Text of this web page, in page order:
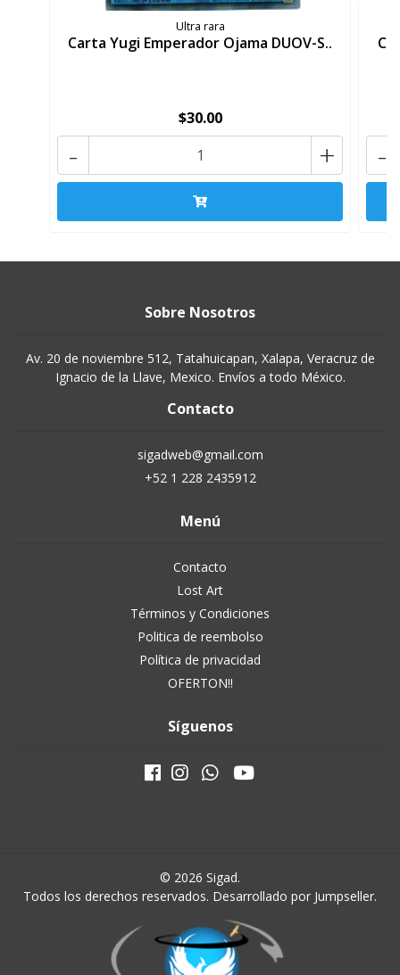
Ultra rara
Carta Yugi Emperador Ojama DUOV-S..
$30.00
+
- -
Sobre Nosotros
Av. 20 de noviembre 512, Tatahuicapan, Xalapa, Veracruz de
Ignacio de la Llave, Mexico. Envíos a todo México.
Contacto
sigadweb@gmail.com
+52 1 228 2435912
Menú
Contacto
Lost Art
Términos y Condiciones
Politica de reembolso
Política de privacidad
OFERTON!!
Síguenos
© 2026 Sigad.
Todos los derechos reservados. Desarrollado por Jumpseller.